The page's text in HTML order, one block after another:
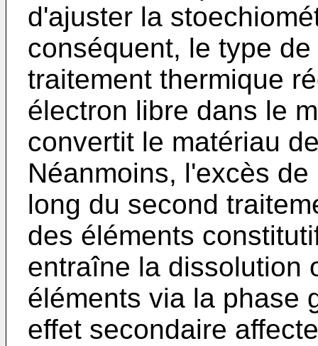
d'ajuster la
conséquent, le type
traitement thermique
électron libre dans le
convertit le matériau
Néanmoins, l'excès
long du second
des éléments
entraîne la dissolution
éléments via la phase
effet secondaire